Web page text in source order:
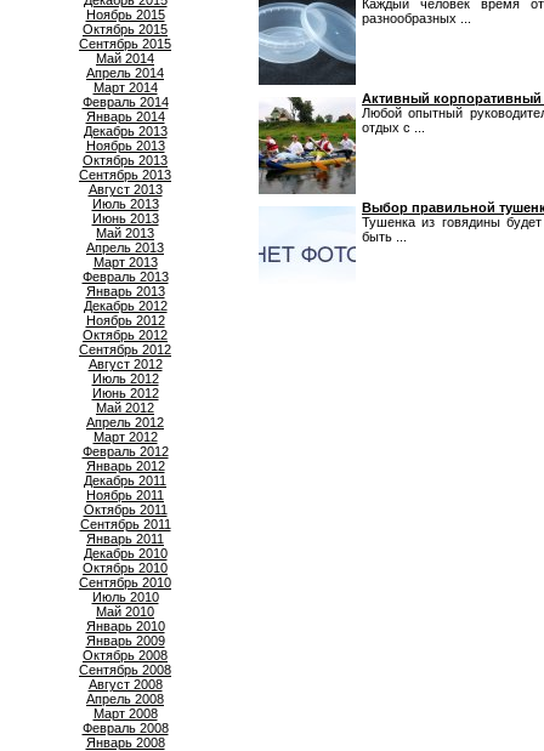
Ноябрь 2015
Октябрь 2015
Сентябрь 2015
Май 2014
Апрель 2014
Март 2014
Февраль 2014
Январь 2014
Декабрь 2013
Ноябрь 2013
Октябрь 2013
Сентябрь 2013
Август 2013
Июль 2013
Июнь 2013
Май 2013
Апрель 2013
Март 2013
Февраль 2013
Январь 2013
Декабрь 2012
Ноябрь 2012
Октябрь 2012
Сентябрь 2012
Август 2012
Июль 2012
Июнь 2012
Май 2012
Апрель 2012
Март 2012
Февраль 2012
Январь 2012
Декабрь 2011
Ноябрь 2011
Октябрь 2011
Сентябрь 2011
Январь 2011
Декабрь 2010
Октябрь 2010
Сентябрь 2010
Июль 2010
Май 2010
Январь 2010
Январь 2009
Октябрь 2008
Сентябрь 2008
Август 2008
Апрель 2008
Март 2008
Февраль 2008
Январь 2008
Каждый человек время
разнообразных ...
Активный
Любой опытный
отдых с ...
Выбор правильной
Тушенка из говядины
быть ...